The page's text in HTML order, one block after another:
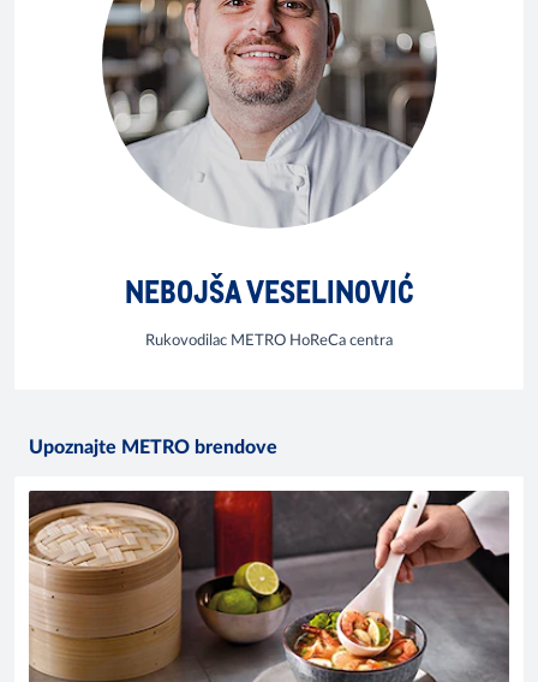
NEBOJŠA VESELINOVIĆ
Rukovodilac METRO HoReCa centra
Upoznajte METRO brendove